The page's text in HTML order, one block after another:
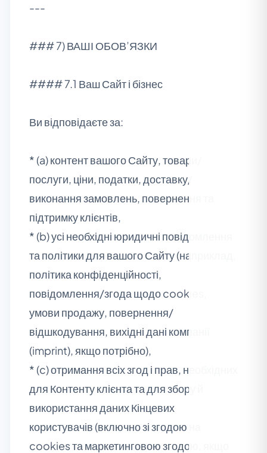
---
### 7) ВАШІ ОБОВ’ЯЗКИ
#### 7.1 Ваш Сайт і бізнес
Ви відповідаєте за:
* (a) контент вашого Сайту, товари/
послуги, ціни, податки, доставку/
виконання замовлень, повернення та
підтримку клієнтів,
* (b) усі необхідні юридичні повідомлення
та політики для вашого Сайту (наприклад,
політика конфіденційності,
повідомлення/згода щодо cookies,
умови продажу, повернення/
відшкодування, вихідні дані компанії
(imprint), якщо потрібно),
* (c) отримання всіх згод і прав, необхідних
для Контенту клієнта та для збору й
використання даних Кінцевих
користувачів (включно зі згодою на
cookies та маркетинговою згодою, якщо